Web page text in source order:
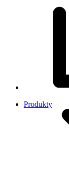
Produkty